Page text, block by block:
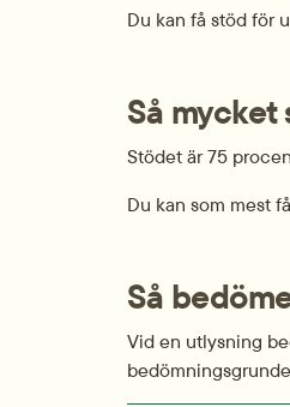
Du kan få stöd för
Så mycket
Stödet är 75
Du kan som mest
Så
Vid en utlysning